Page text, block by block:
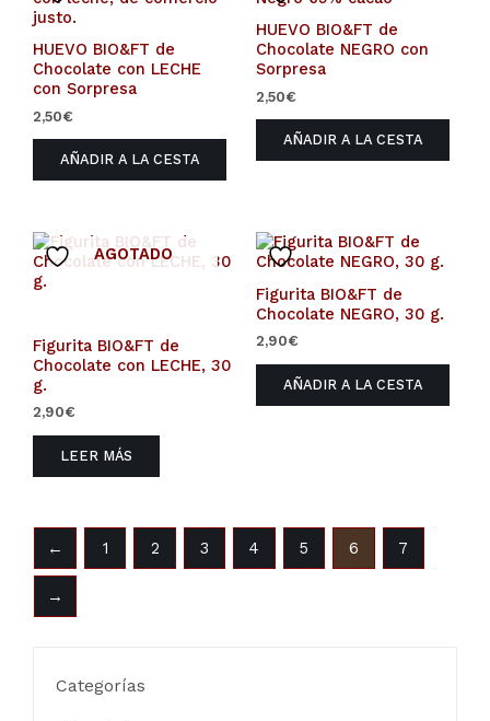
Categorías
HUEVO BIO&FT de
Chocolate con LECHE
con Sorpresa
2,50€
AÑADIR A LA CESTA
HUEVO BIO&FT de
Chocolate NEGRO con
Sorpresa
2,50€
AÑADIR A LA CESTA
AGOTADO
Figurita BIO&FT de
Chocolate con LECHE, 30
g.
2,90€
LEER MÁS
Figurita BIO&FT de
Chocolate NEGRO, 30 g.
2,90€
AÑADIR A LA CESTA
← 1 2 3 4 5 6 7
→